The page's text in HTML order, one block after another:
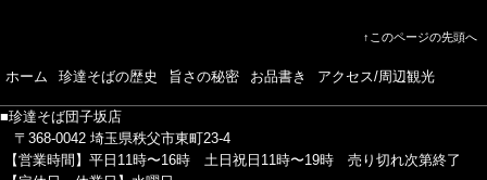
↑このページの先頭へ
ホーム 珍達そばの歴史 旨さの秘密 お品書き アクセス/周辺観光
■珍達そば団子坂店
〒368-0042 埼玉県秩父市東町23-4
【営業時間】平日11時〜16時 土日祝日11時〜19時 売り切れ次第終了